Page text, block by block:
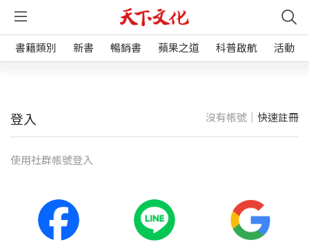
書籍類別 新書 暢銷書 蘋果之道 科普啟航 活動
登入 沒有帳號｜ 快速註冊
使⽤社群帳號登入